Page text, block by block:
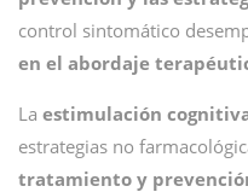
control sintomático
en el abordaje
La estimulación
estrategias no
tratamiento y